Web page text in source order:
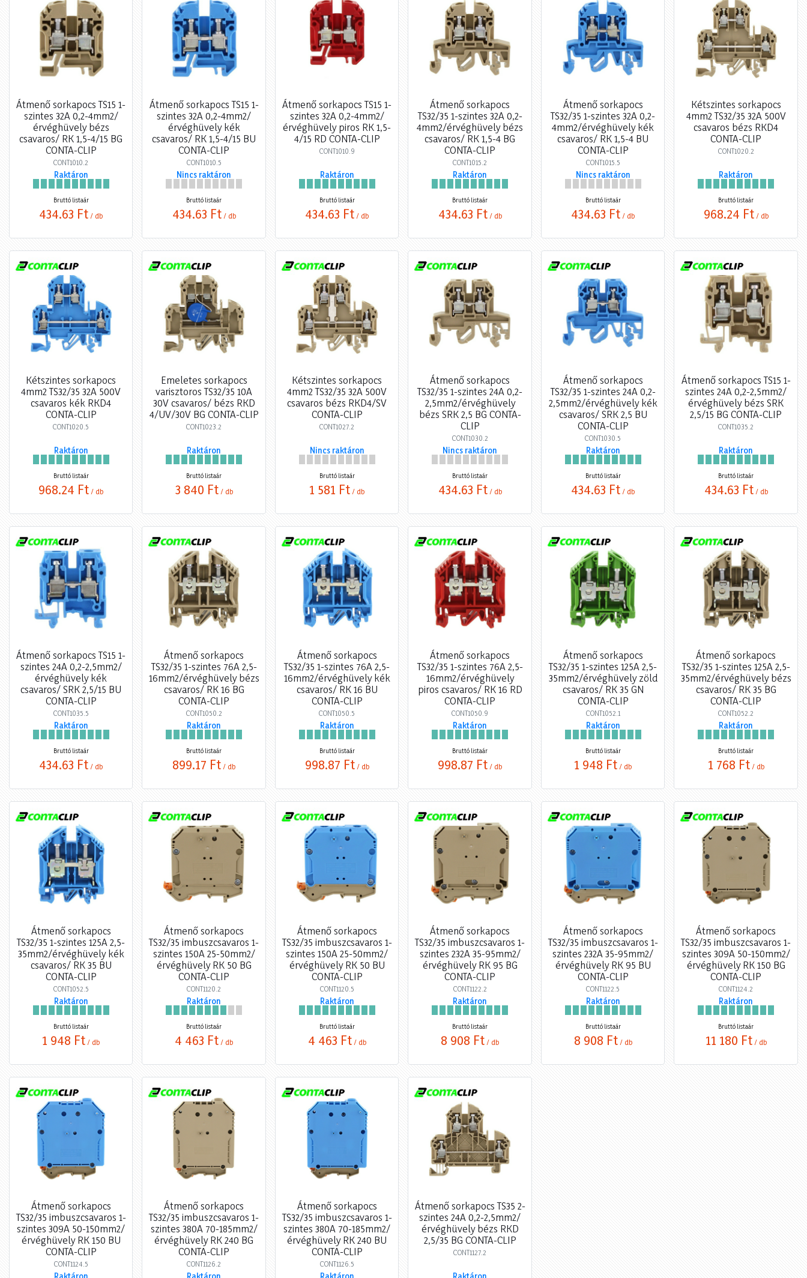
Átmenő sorkapocs TS15 1-
szintes 32A 0,2-4mm2/
érvéghüvely bézs
csavaros/ RK 1,5-4/15 BG
CONTA-CLIP
CONT1010.2
Raktáron
Bruttó listaár
434,63 Ft / db
Átmenő sorkapocs TS15 1-
szintes 32A 0,2-4mm2/
érvéghüvely kék
csavaros/ RK 1,5-4/15 BU
CONTA-CLIP
CONT1010.5
Nincs raktáron
Bruttó listaár
434,63 Ft / db
Átmenő sorkapocs TS15 1-
szintes 32A 0,2-4mm2/
érvéghüvely piros RK 1,5-
4/15 RD CONTA-CLIP
CONT1010.9
Raktáron
Bruttó listaár
434,63 Ft / db
Átmenő sorkapocs
TS32/35 1-szintes 32A 0,2-
4mm2/érvéghüvely bézs
csavaros/ RK 1,5-4 BG
CONTA-CLIP
CONT1015.2
Raktáron
Bruttó listaár
434,63 Ft / db
Átmenő sorkapocs
TS32/35 1-szintes 32A 0,2-
4mm2/érvéghüvely kék
csavaros/ RK 1,5-4 BU
CONTA-CLIP
CONT1015.5
Nincs raktáron
Bruttó listaár
434,63 Ft / db
Kétszintes sorkapocs
4mm2 TS32/35 32A 500V
csavaros bézs RKD4
CONTA-CLIP
CONT1020.2
Raktáron
Bruttó listaár
968,24 Ft / db
Kétszintes sorkapocs
4mm2 TS32/35 32A 500V
csavaros kék RKD4
CONTA-CLIP
CONT1020.5
Raktáron
Bruttó listaár
968,24 Ft / db
Emeletes sorkapocs
varisztoros TS32/35 10A
30V csavaros/ bézs RKD
4/UV/30V BG CONTA-CLIP
CONT1023.2
Raktáron
Bruttó listaár
3 840 Ft / db
Kétszintes sorkapocs
4mm2 TS32/35 32A 500V
csavaros bézs RKD4/SV
CONTA-CLIP
CONT1027.2
Nincs raktáron
Bruttó listaár
1 581 Ft / db
Átmenő sorkapocs
TS32/35 1-szintes 24A 0,2-
2,5mm2/érvéghüvely
bézs SRK 2,5 BG CONTA-
CLIP
CONT1030.2
Nincs raktáron
Bruttó listaár
434,63 Ft / db
Átmenő sorkapocs
TS32/35 1-szintes 24A 0,2-
2,5mm2/érvéghüvely kék
csavaros/ SRK 2,5 BU
CONTA-CLIP
CONT1030.5
Raktáron
Bruttó listaár
434,63 Ft / db
Átmenő sorkapocs TS15 1-
szintes 24A 0,2-2,5mm2/
érvéghüvely bézs SRK
2,5/15 BG CONTA-CLIP
CONT1035.2
Raktáron
Bruttó listaár
434,63 Ft / db
Átmenő sorkapocs TS15 1-
szintes 24A 0,2-2,5mm2/
érvéghüvely kék
csavaros/ SRK 2,5/15 BU
CONTA-CLIP
CONT1035.5
Raktáron
Bruttó listaár
434,63 Ft / db
Átmenő sorkapocs
TS32/35 1-szintes 76A 2,5-
16mm2/érvéghüvely bézs
csavaros/ RK 16 BG
CONTA-CLIP
CONT1050.2
Raktáron
Bruttó listaár
899,17 Ft / db
Átmenő sorkapocs
TS32/35 1-szintes 76A 2,5-
16mm2/érvéghüvely kék
csavaros/ RK 16 BU
CONTA-CLIP
CONT1050.5
Raktáron
Bruttó listaár
998,87 Ft / db
Átmenő sorkapocs
TS32/35 1-szintes 76A 2,5-
16mm2/érvéghüvely
piros csavaros/ RK 16 RD
CONTA-CLIP
CONT1050.9
Raktáron
Bruttó listaár
998,87 Ft / db
Átmenő sorkapocs
TS32/35 1-szintes 125A 2,5-
35mm2/érvéghüvely zöld
csavaros/ RK 35 GN
CONTA-CLIP
CONT1052.1
Raktáron
Bruttó listaár
1 948 Ft / db
Átmenő sorkapocs
TS32/35 1-szintes 125A 2,5-
35mm2/érvéghüvely bézs
csavaros/ RK 35 BG
CONTA-CLIP
CONT1052.2
Raktáron
Bruttó listaár
1 768 Ft / db
Átmenő sorkapocs
TS32/35 1-szintes 125A 2,5-
35mm2/érvéghüvely kék
csavaros/ RK 35 BU
CONTA-CLIP
CONT1052.5
Raktáron
Bruttó listaár
1 948 Ft / db
Átmenő sorkapocs
TS32/35 imbuszcsavaros 1-
szintes 150A 25-50mm2/
érvéghüvely RK 50 BG
CONTA-CLIP
CONT1120.2
Raktáron
Bruttó listaár
4 463 Ft / db
Átmenő sorkapocs
TS32/35 imbuszcsavaros 1-
szintes 150A 25-50mm2/
érvéghüvely RK 50 BU
CONTA-CLIP
CONT1120.5
Raktáron
Bruttó listaár
4 463 Ft / db
Átmenő sorkapocs
TS32/35 imbuszcsavaros 1-
szintes 232A 35-95mm2/
érvéghüvely RK 95 BG
CONTA-CLIP
CONT1122.2
Raktáron
Bruttó listaár
8 908 Ft / db
Átmenő sorkapocs
TS32/35 imbuszcsavaros 1-
szintes 232A 35-95mm2/
érvéghüvely RK 95 BU
CONTA-CLIP
CONT1122.5
Raktáron
Bruttó listaár
8 908 Ft / db
Átmenő sorkapocs
TS32/35 imbuszcsavaros 1-
szintes 309A 50-150mm2/
érvéghüvely RK 150 BG
CONTA-CLIP
CONT1124.2
Raktáron
Bruttó listaár
11 180 Ft / db
Átmenő sorkapocs
TS32/35 imbuszcsavaros 1-
szintes 309A 50-150mm2/
érvéghüvely RK 150 BU
CONTA-CLIP
CONT1124.5
Raktáron
Átmenő sorkapocs
TS32/35 imbuszcsavaros 1-
szintes 380A 70-185mm2/
érvéghüvely RK 240 BG
CONTA-CLIP
CONT1126.2
Raktáron
Átmenő sorkapocs
TS32/35 imbuszcsavaros 1-
szintes 380A 70-185mm2/
érvéghüvely RK 240 BU
CONTA-CLIP
CONT1126.5
Raktáron
Átmenő sorkapocs TS35 2-
szintes 24A 0,2-2,5mm2/
érvéghüvely bézs RKD
2,5/35 BG CONTA-CLIP
CONT1127.2
Raktáron